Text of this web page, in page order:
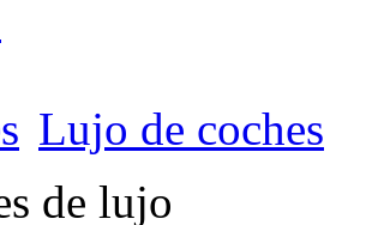
Lujo de coches
de lujo